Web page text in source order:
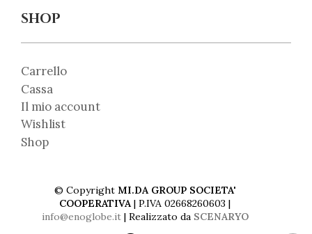
SHOP
Carrello
Cassa
Il mio account
Wishlist
Shop
© Copyright MI.DA GROUP SOCIETA'
COOPERATIVA| P.IVA 02668260603 |
info@enoglobe.it| Realizzato da SCENARYO